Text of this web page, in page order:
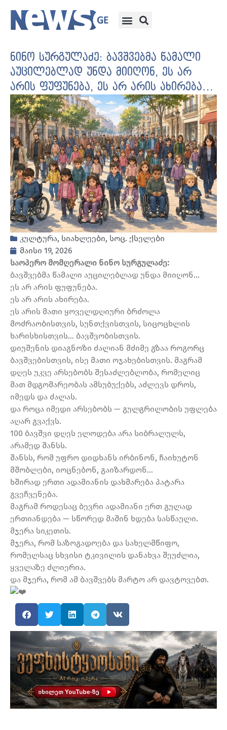
ნინო სურგულაძე: ბავშვებმა წამალი
აუცილებლად უნდა მიიღონ, ეს არ
არის ფუფუნება, ეს არ არის ახირება…
კულტურა, სიახლეები, სოც. ქსელები
მაისი 19, 2026
საოპერო მომღერალი ნინო სურგულაძე:
ბავშვებმა წამალი აუცილებლად უნდა მიიღონ…
ეს არ არის ფუფუნება.
ეს არ არის ახირება.
ეს არის მათი ყოველდღიური ბრძოლა
მოძრაობისთვის, სუნთქვისთვის, სიცოცხლის
ხარისხისთვის… ბავშვობისთვის.
დიუშენის დიაგნოზი ძალიან მძიმე გზაა როგორც
ბავშვებისთვის, ისე მათი ოჯახებისთვის. მაგრამ
დღეს უკვე არსებობს შესაძლებლობა, რომელიც
მათ მდგომარეობას ამსუბუქებს, აძლევს დროს,
იმედს და ძალას.
და როცა იმედი არსებობს — გულგრილობის უფლება
აღარ გვაქვს.
100 ბავშვი დღეს ელოდება არა სიბრალულს,
არამედ შანსს.
შანსს, რომ უფრო დიდხანს ირბინონ, ჩაიხუტონ
მშობლები, იოცნებონ, გაიზარდონ…
ხშირად ერთი ადამიანის დახმარება პატარა
გვეჩვენება.
მაგრამ როდესაც ბევრი ადამიანი ერთ გულად
ერთიანდება — სწორედ მაშინ ხდება სასწაული.
მჯერა სიკეთის.
მჯერა, რომ საზოგადოება და სახელმწიფო,
რომელსაც სხვისი ტკივილის დანახვა შეუძლია,
ყველაზე ძლიერია.
და მჯერა, რომ ამ ბავშვებს მარტო არ დავტოვებთ.